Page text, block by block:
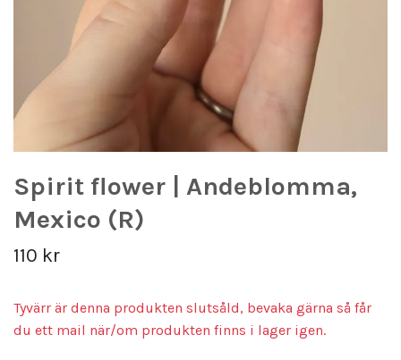
Spirit flower | Andeblomma,
Mexico (R)
110 kr
Tyvärr är denna produkten slutsåld, bevaka gärna så får
du ett mail när/om produkten finns i lager igen.